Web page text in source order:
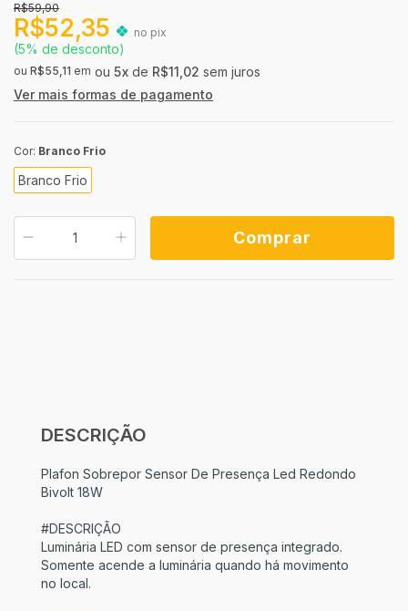
R$59,90
R$52,35 no pix
(5% de desconto)
ou R$55,11 em 5x de R$11,02 sem juros
Ver mais formas de pagamento
Cor: Branco Frio
Branco Frio
DESCRIÇÃO
Plafon Sobrepor Sensor De Presença Led Redondo
Bivolt 18W
#DESCRIÇÃO
Luminária LED com sensor de presença integrado.
Somente acende a luminária quando há movimento
no local.